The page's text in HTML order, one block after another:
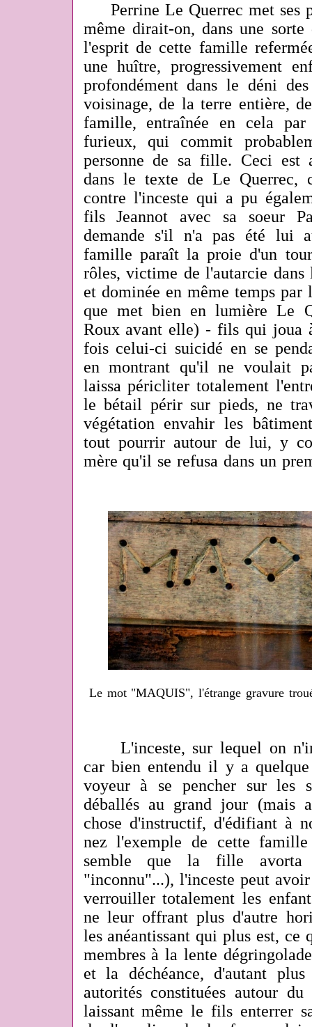
Perrine Le Querrec met ses
même dirait-on, dans une
l'esprit de cette famille
une huître, progressivement
profondément dans le déni
voisinage, de la terre entière,
famille, entraînée en cela
furieux, qui commit
personne de sa fille. Ceci est
dans le texte de Le Querrec,
contre l'inceste qui a pu
fils Jeannot avec sa soeur
demande s'il n'a pas été lui
famille paraît la proie d'un
rôles, victime de l'autarcie
et dominée en même temps
que met bien en lumière Le
Roux avant elle) - fils qui joua
fois celui-ci suicidé en se
en montrant qu'il ne voulait
laissa péricliter totalement
le bétail périr sur pieds, ne
végétation envahir les
tout pourrir autour de lui, y
mère qu'il se refusa dans un
Le mot "MAQUIS", l'étrange gravure
L'inceste, sur lequel on
car bien entendu il y a
voyeur à se pencher sur les
déballés au grand jour (mais
chose d'instructif, d'édifiant à
nez l'exemple de cette
semble que la fille avorta
"inconnu"...), l'inceste peut
verrouiller totalement les
ne leur offrant plus d'autre
les anéantissant qui plus est, ce
membres à la lente
et la déchéance, d'autant
autorités constituées autour
laissant même le fils enterrer